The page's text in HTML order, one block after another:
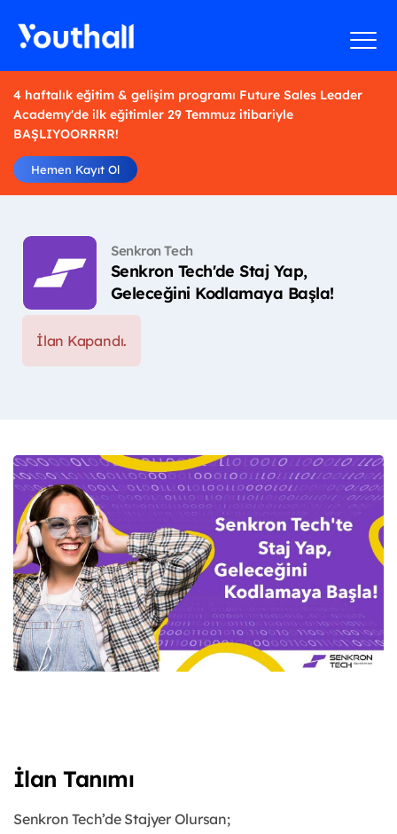
4 haftalık eğitim & gelişim programı Future Sales Leader
Academy'de ilk eğitimler 29 Temmuz itibariyle
BAŞLIYOORRRR!
Hemen Kayıt Ol
Senkron Tech
Senkron Tech'de Staj Yap,
Geleceğini Kodlamaya Başla!
İlan Kapandı.
İlan Tanımı
Senkron Tech’de Stajyer Olursan;